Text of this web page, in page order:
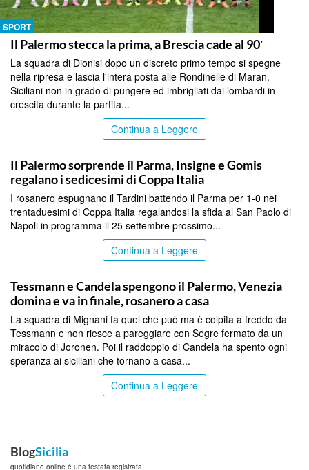
SPORT
Il Palermo stecca la prima, a Brescia cade al 90′
La squadra di Dionisi dopo un discreto primo tempo si spegne
nella ripresa e lascia l'intera posta alle Rondinelle di Maran.
Siciliani non in grado di pungere ed imbrigliati dai lombardi in
crescita durante la partita...
Continua a Leggere
Il Palermo sorprende il Parma, Insigne e Gomis
regalano i sedicesimi di Coppa Italia
I rosanero espugnano il Tardini battendo il Parma per 1-0 nei
trentaduesimi di Coppa Italia regalandosi la sfida al San Paolo di
Napoli in programma il 25 settembre prossimo...
Continua a Leggere
Tessmann e Candela spengono il Palermo, Venezia
domina e va in finale, rosanero a casa
La squadra di Mignani fa quel che può ma è colpita a freddo da
Tessmann e non riesce a pareggiare con Segre fermato da un
miracolo di Joronen. Poi il raddoppio di Candela ha spento ogni
speranza ai siciliani che tornano a casa...
Continua a Leggere
BlogSicilia
quotidiano online è una testata registrata.